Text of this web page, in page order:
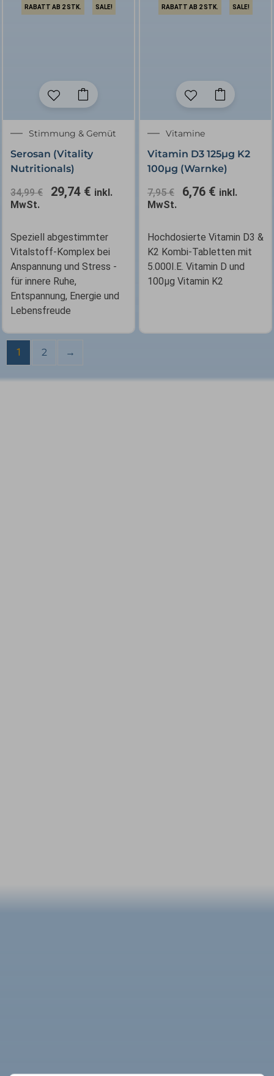
RABATT AB 2 STK. SALE!
Stimmung & Gemüt
Serosan (Vitality
Nutritionals)
34,99€
Ursprünglicher
Preis
war:
34,99 €
29,74 €
Aktueller
ist:
inkl.
MwSt.
Speziell abgestimmter
Vitalstoff-Komplex bei
Anspannung und Stress -
für innere Ruhe,
Entspannung, Energie und
Lebensfreude
RABATT AB 2 STK. SALE!
Vitamine
Vitamin D3 125µg K2
100µg (Warnke)
7,95€
Ursprünglicher
Preis
war:
7,95 €
6,76 €
Preis
ist:
6,76 €.
inkl.
MwSt.
Hochdosierte Vitamin D3 &
K2 Kombi-Tabletten mit
5.000I.E. Vitamin D und
100µg Vitamin K2
1 2 →